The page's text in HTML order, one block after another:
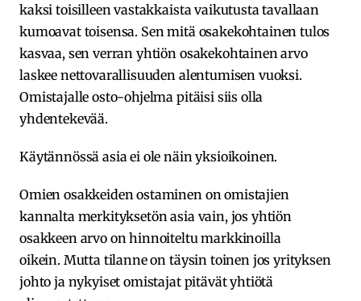
kaksi toisilleen vastakkaista vaikutusta tavallaan
kumoavat toisensa. Sen mitä osakekohtainen tulos
kasvaa, sen verran yhtiön osakekohtainen arvo
laskee nettovarallisuuden alentumisen vuoksi.
Omistajalle osto-ohjelma pitäisi siis olla
yhdentekevää.
Käytännössä asia ei ole näin yksioikoinen.
Omien osakkeiden ostaminen on omistajien
kannalta merkityksetön asia vain, jos yhtiön
osakkeen arvo on hinnoiteltu markkinoilla
oikein. Mutta tilanne on täysin toinen jos yrityksen
johto ja nykyiset omistajat pitävät yhtiötä